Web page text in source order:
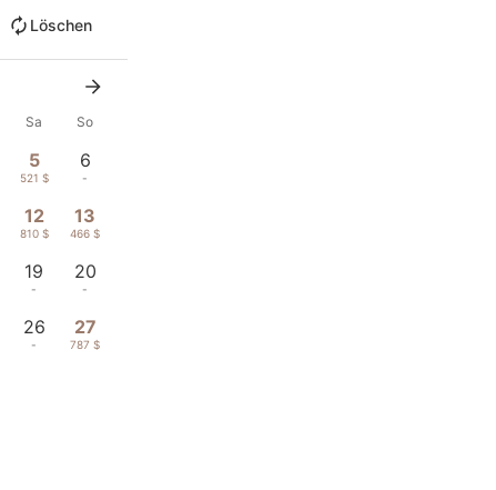
Löschen
Sa So
5
521 $
6
-
12
810 $
13
466 $
19
-
20
-
26
-
27
787 $